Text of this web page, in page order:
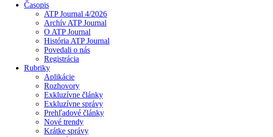
Časopis
ATP Journal 4/2026
Archív ATP Journal
O ATP Journal
História ATP Journal
Povedali o nás
Registrácia
Rubriky
Aplikácie
Rozhovory
Exkluzívne články
Exkluzívne správy
Prehľadové články
Nové trendy
Krátke správy